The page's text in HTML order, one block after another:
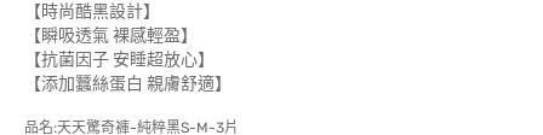
【時尚酷黑設計】
【瞬吸透氣 裸感輕盈】
【抗菌因子 安睡超放心】
【添加蠶絲蛋白 親膚舒適】
品名:天天驚奇褲-純粹黑S-M-3片